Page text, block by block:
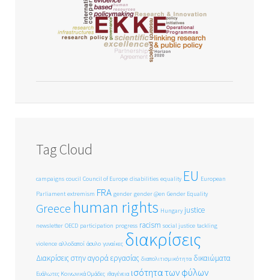
Tag Cloud
campaigns coucil Council of Europe disabilities equality EU European
Parliament extremism FRA gender gender @en Gender Equality
Greece human rights Hungary justice
newsletter OECD participation progress racism social justice tackling
violence αλλοδαποί άσυλο γυναίκες διακρίσεις
Διακρίσεις στην αγορά εργασίας διαπολιτισμικότητα δικαιώματα
Ευάλωτες Κοινωνικά Ομάδες ιθαγένεια ισότητα των φύλων